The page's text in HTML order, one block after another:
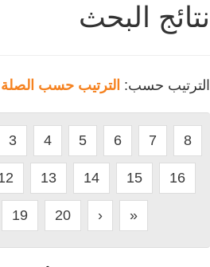
نتائج البحث
الترتيب حسب: الترتيب حسب الصلة
3 4 5 6 7 8
13 14 15 16
19 20 › »